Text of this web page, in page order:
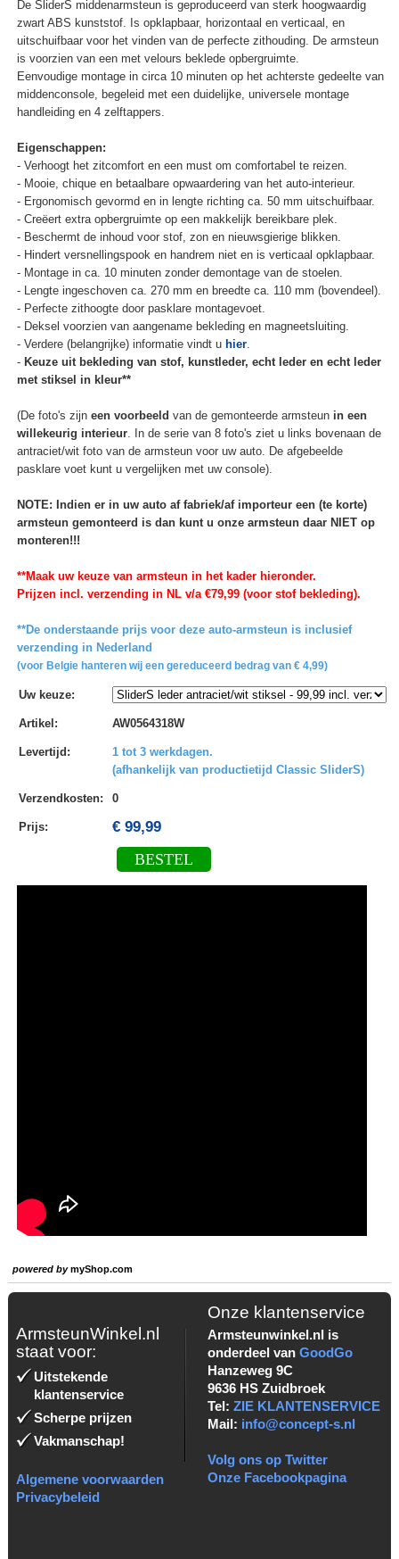
De SliderS middenarmsteun is geproduceerd van sterk hoogwaardig
zwart ABS kunststof. Is opklapbaar, horizontaal en verticaal, en
uitschuifbaar voor het vinden van de perfecte zithouding. De armsteun
is voorzien van een met velours beklede opbergruimte.
Eenvoudige montage in circa 10 minuten op het achterste gedeelte van
middenconsole, begeleid met een duidelijke, universele montage
handleiding en 4 zelftappers.
Eigenschappen:
- Verhoogt het zitcomfort en een must om comfortabel te reizen.
- Mooie, chique en betaalbare opwaardering van het auto-interieur.
- Ergonomisch gevormd en in lengte richting ca. 50 mm uitschuifbaar.
- Creëert extra opbergruimte op een makkelijk bereikbare plek.
- Beschermt de inhoud voor stof, zon en nieuwsgierige blikken.
- Hindert versnellingspook en handrem niet en is verticaal opklapbaar.
- Montage in ca. 10 minuten zonder demontage van de stoelen.
- Lengte ingeschoven ca. 270 mm en breedte ca. 110 mm (bovendeel).
- Perfecte zithoogte door pasklare montagevoet.
- Deksel voorzien van aangename bekleding en magneetsluiting.
- Verdere (belangrijke) informatie vindt u hier.
- Keuze uit bekleding van stof, kunstleder, echt leder en echt leder
met stiksel in kleur**
(De foto's zijn een voorbeeld van de gemonteerde armsteun in een
willekeurig interieur. In de serie van 8 foto's ziet u links bovenaan de
antraciet/wit foto van de armsteun voor uw auto. De afgebeelde
pasklare voet kunt u vergelijken met uw console).
NOTE: Indien er in uw auto af fabriek/af importeur een (te korte)
armsteun gemonteerd is dan kunt u onze armsteun daar NIET op
monteren!!!
**Maak uw keuze van armsteun in het kader hieronder.
Prijzen incl. verzending in NL v/a €79,99 (voor stof bekleding).
**De onderstaande prijs voor deze auto-armsteun is inclusief
verzending in Nederland
(voor Belgie hanteren wij een gereduceerd bedrag van € 4,99)
Uw keuze:
Artikel : AW0564318W
Levertijd :
1 tot 3 werkdagen.
(afhankelijk van productietijd Classic SliderS)
Verzendkosten: 0
Prijs: € 99,99
BESTEL
powered bymyShop.com
ArmsteunWinkel.nl
staat voor:
Uitstekende
klantenservice
Scherpe prijzen
Vakmanschap!
Algemene voorwaarden
Privacybeleid
Onze klantenservice
Armsteunwinkel.nl is
onderdeel van GoodGo
Hanzeweg 9C
9636 HS Zuidbroek
Tel: ZIE KLANTENSERVICE
Mail: info@concept-s.nl
Volg ons op Twitter
Onze Facebookpagina